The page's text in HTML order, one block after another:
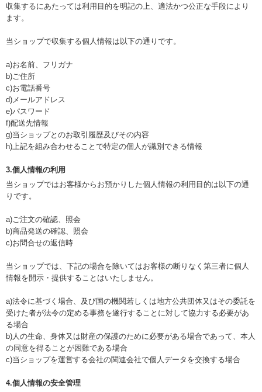
収集するにあたっては利用目的を明記の上、適法かつ公正な手段により
ます。
当ショップで収集する個人情報は以下の通りです。
a)お名前、フリガナ
b)ご住所
c)お電話番号
d)メールアドレス
e)パスワード
f)配送先情報
g)当ショップとのお取引履歴及びその内容
h)上記を組み合わせることで特定の個人が識別できる情報
3.個人情報の利用
当ショップではお客様からお預かりした個人情報の利用目的は以下の通
りです。
a)ご注文の確認、照会
b)商品発送の確認、照会
c)お問合せの返信時
当ショップでは、下記の場合を除いてはお客様の断りなく第三者に個人
情報を開示・提供することはいたしません。
a)法令に基づく場合、及び国の機関若しくは地方公共団体又はその委託を
受けた者が法令の定める事務を遂行することに対して協力する必要があ
る場合
b)人の生命、身体又は財産の保護のために必要がある場合であって、本人
の同意を得ることが困難である場合
c)当ショップを運営する会社の関連会社で個人データを交換する場合
4.個人情報の安全管理